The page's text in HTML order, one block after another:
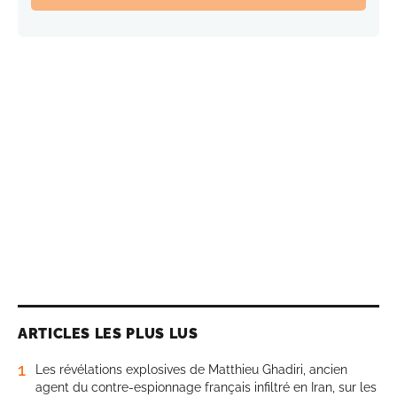
ARTICLES LES PLUS LUS
1
Les révélations explosives de Matthieu Ghadiri, ancien
agent du contre-espionnage français infiltré en Iran, sur les